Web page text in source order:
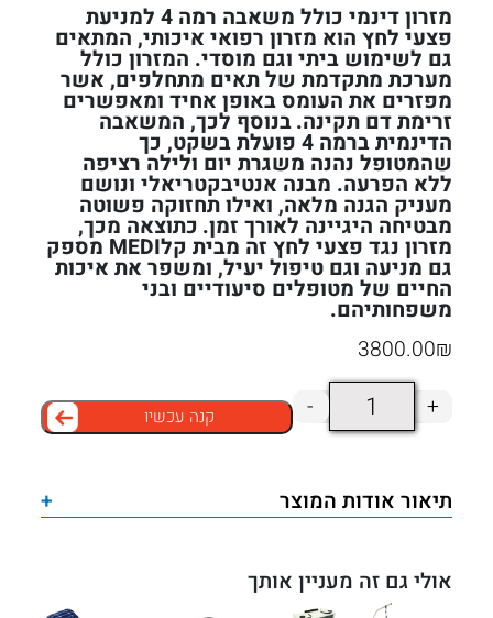
מזרון דינמי כולל משאבה רמה 4 למניעת
פצעי לחץ הוא מזרון רפואי איכותי, המתאים
גם לשימוש ביתי וגם מוסדי. המזרון כולל
מערכת מתקדמת של תאים מתחלפים, אשר
מפזרים את העומס באופן אחיד ומאפשרים
זרימת דם תקינה.בנוסף לכך, המשאבה
הדינמית ברמה 4 פועלת בשקט, כך
שהמטופל נהנה משגרת יום ולילה רציפה
ללא הפרעה. מבנה אנטיבקטריאלי ונושם
מעניק הגנה מלאה, ואילו תחזוקה פשוטה
מבטיחה היגיינה לאורך זמן. כתוצאה מכך,
מזרון נגד פצעי לחץ זה מבית קלMEDI מספק
גם מניעה וגם טיפול יעיל, ומשפר את איכות
החיים של מטופלים סיעודיים ובני
משפחותיהם.
₪
3800.00
+ כמות
של
דינמי
כולל
רמה
- קנה עכשיו
תיאור אודות המוצר +
אולי גם זה מעניין אותך